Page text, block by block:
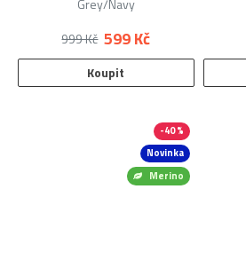
Grey/Navy
599 Kč
999 Kč
Koupit
Novinka
Merino
-40 %